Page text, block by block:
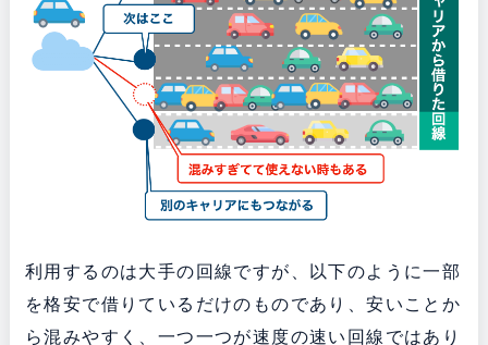
利用するのは大手の回線ですが、以下のように一部
を格安で借りているだけのものであり、安いことか
ら混みやすく、一つ一つが速度の速い回線ではあり